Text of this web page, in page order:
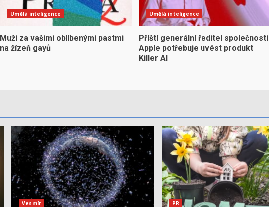
Umělá inteligence
Muži za vašimi oblíbenými pastmi
na žízeň gayů
Umělá inteligence
Příští generální ředitel společnosti
Apple potřebuje uvést produkt
Killer AI
Vesmír PR